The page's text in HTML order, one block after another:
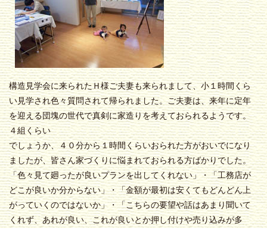
構造見学会に来られたＨ様ご夫妻も来られまして、小１時間くら
い見学され色々質問されて帰られました。ご夫妻は、来年に定年
を迎える団塊の世代で真剣に家造りを考えておられるようです。
４組くらい
でしょうか、４０分から１時間くらいおられた方がおいでになり
ましたが、皆さん家づくりに悩まれておられる方ばかりでした。
「色々見て廻ったが良いプランを出してくれない」・「工務店が
どこが良いか分からない」・「金額が最初は安くてもどんどん上
がっていくのではないか」・「こちらの要望や話はあまり聞いて
くれず、あれが良い、これが良いとか押し付けや売り込みが多